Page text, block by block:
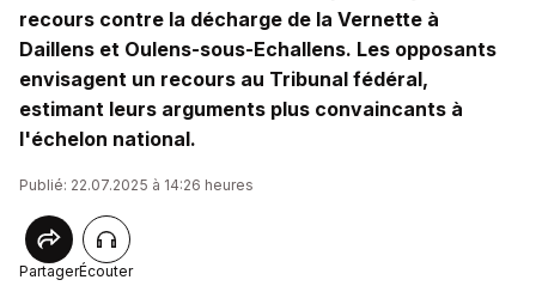
recours contre la décharge de la Vernette à
Daillens et Oulens-sous-Echallens. Les opposants
envisagent un recours au Tribunal fédéral,
estimant leurs arguments plus convaincants à
l'échelon national.
Publié: 22.07.2025 à 14:26 heures
PartagerÉcouter